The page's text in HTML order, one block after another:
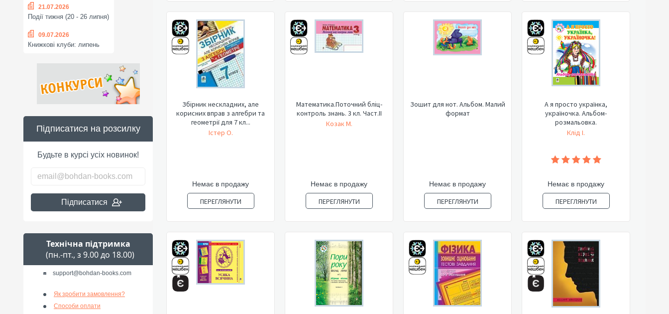
21.07.2026
Події тижня (20 - 26 липня)
09.07.2026
Книжкові клуби: липень
Підписатися на розсилку
Будьте в курсі усіх новинок!
Підписатися
Технічна підтримка
(пн.-пт., з 9.00 до 18.00)
support@bohdan-books.com
Як зробити замовлення?
Способи оплати
Збірник нескладних, але
корисних вправ з алгебри та
геометрії для 7 кл...
Істер О.
Немає в продажу
ПЕРЕГЛЯНУТИ
Математика.Поточний бліц-
контроль знань. 3 кл. Част.ІІ
Козак М.
Немає в продажу
ПЕРЕГЛЯНУТИ
Зошит для нот. Альбом. Малий
формат
Немає в продажу
ПЕРЕГЛЯНУТИ
А я просто українка,
україночка. Альбом-
розмальовка.
Клід І.
Немає в продажу
ПЕРЕГЛЯНУТИ